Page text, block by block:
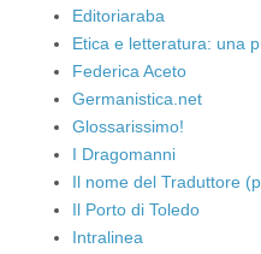
Editoriaraba
Etica e letteratura: una
Federica Aceto
Germanistica.net
Glossarissimo!
I Dragomanni
Il nome del Traduttore
Il Porto di Toledo
Intralinea